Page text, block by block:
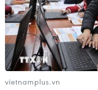
vietnamplus.vn